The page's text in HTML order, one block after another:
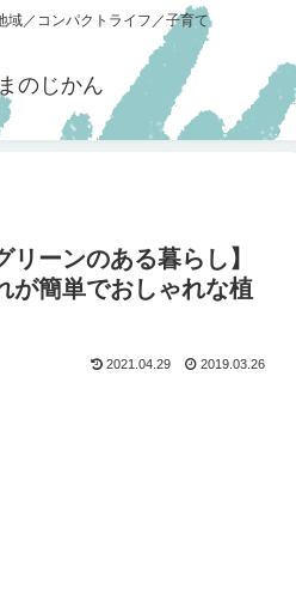
／コンパクトライフ／子育て
のじかん
リーンのある暮らし】
が簡単でおしゃれな植
2021.04.29 2019.03.26